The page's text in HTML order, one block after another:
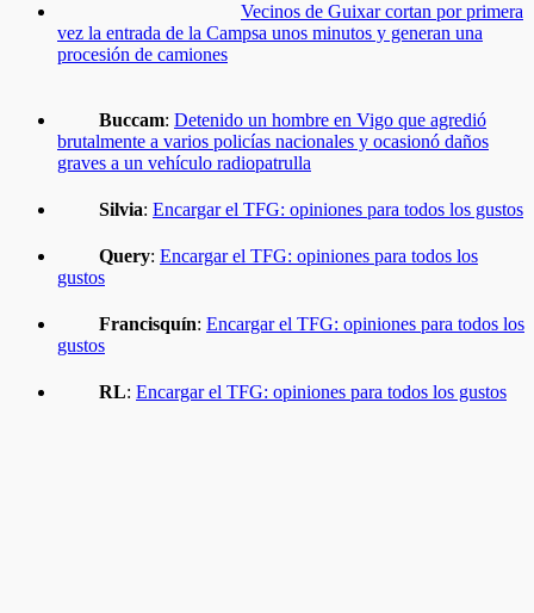
Vecinos de Guixar cortan por primera
vez la entrada de la Campsa unos minutos y generan una
procesión de camiones
Buccam: Detenido un hombre en Vigo que agredió
brutalmente a varios policías nacionales y ocasionó daños
graves a un vehículo radiopatrulla
Silvia: Encargar el TFG: opiniones para todos los gustos
Query: Encargar el TFG: opiniones para todos los
gustos
Francisquín: Encargar el TFG: opiniones para todos los
gustos
RL: Encargar el TFG: opiniones para todos los gustos